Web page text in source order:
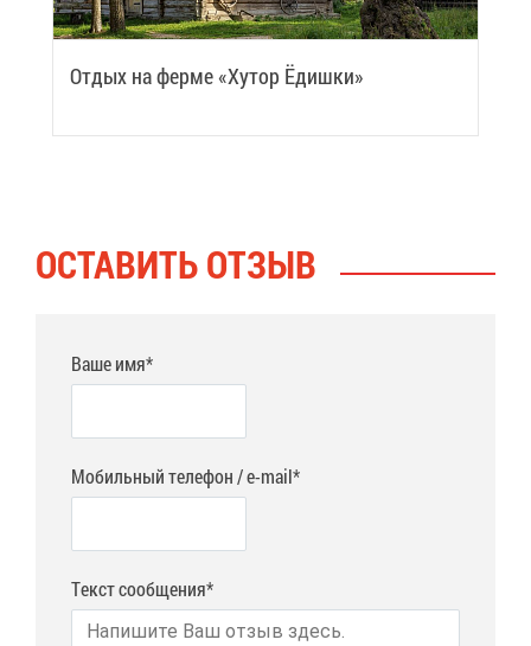
От­дых на фер­ме «Ху­тор Ёдиш­ки»
ОСТА­ВИТЬ ОТ­ЗЫВ
Ваше имя*
Мобильный телефон / e-mail*
Текст сообщения*